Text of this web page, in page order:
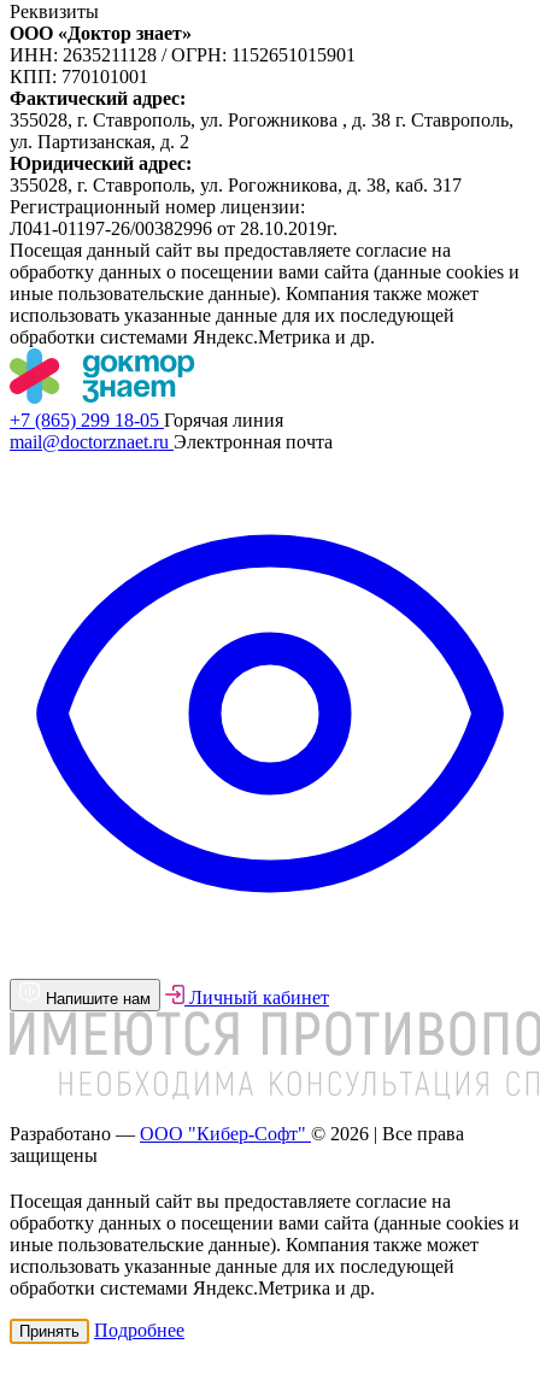
Реквизиты
ООО «Доктор знает»
ИНН: 2635211128 /ОГРН: 1152651015901
КПП: 770101001
Фактический адрес:
355028, г. Ставрополь, ул. Рогожникова , д. 38 г. Ставрополь,
ул. Партизанская, д. 2
Юридический адрес:
355028, г. Ставрополь, ул. Рогожникова, д. 38, каб. 317
Регистрационный номер лицензии:
Л041-01197-26/00382996 от 28.10.2019г.
Посещая данный сайт вы предоставляете согласие на
обработку данных о посещении вами сайта (данные cookies и
иные пользовательские данные). Компания также может
использовать указанные данные для их последующей
обработки системами Яндекс.Метрика и др.
+7 (865) 299 18-05 Горячая линия
mail@doctorznaet.ru Электронная почта
Напишите нам Личный кабинет
Разработано — ООО "Кибер-Софт" © 2026 | Все права
защищены
Посещая данный сайт вы предоставляете согласие на
обработку данных о посещении вами сайта (данные cookies и
иные пользовательские данные). Компания также может
использовать указанные данные для их последующей
обработки системами Яндекс.Метрика и др.
Принять Подробнее